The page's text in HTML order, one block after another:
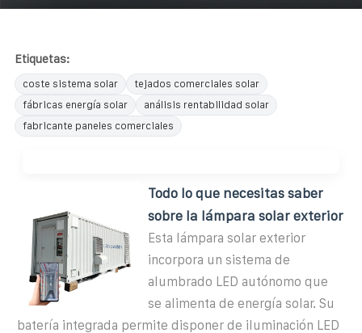
Etiquetas:
coste sistema solar
tejados comerciales solar
fábricas energía solar
análisis rentabilidad solar
fabricante paneles comerciales
Todo lo que necesitas saber
sobre la lámpara solar exterior
Esta lámpara solar exterior
incorpora un sistema de
alumbrado LED autónomo que
se alimenta de energía solar. Su
batería integrada permite disponer de iluminación LED